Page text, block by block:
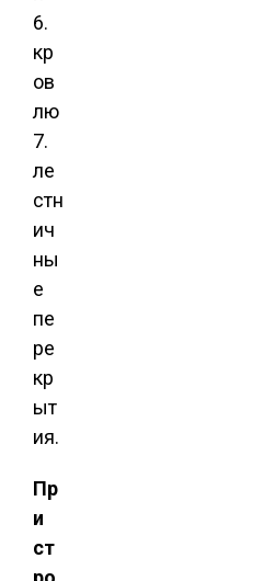
6.
кр
ов
лю
7.
ле
стн
ич
ны
е
пе
ре
кр
ыт
ия.
Пр
и
ст